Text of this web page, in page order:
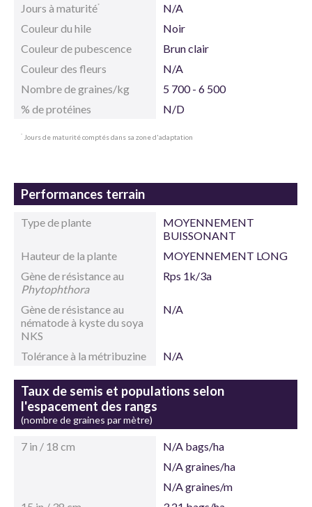
Jours à maturité*
N/A
Couleur du hile
Noir
Couleur de pubescence
Brun clair
Couleur des fleurs
N/A
Nombre de graines/kg
5 700 - 6 500
% de protéines
N/D
* Jours de maturité comptés dans sa zone d'adaptation
Performances terrain
Type de plante
MOYENNEMENT
BUISSONANT
Hauteur de la plante
MOYENNEMENT LONG
Gène de résistance au
Phytophthora
Rps 1k/3a
Gène de résistance au
nématode à kyste du soya
NKS
N/A
Tolérance à la métribuzine N/A
Taux de semis et populations selon
l'espacement des rangs
(nombre de graines par mètre)
7 in / 18 cm
N/A bags/ha
N/A graines/ha
N/A graines/m